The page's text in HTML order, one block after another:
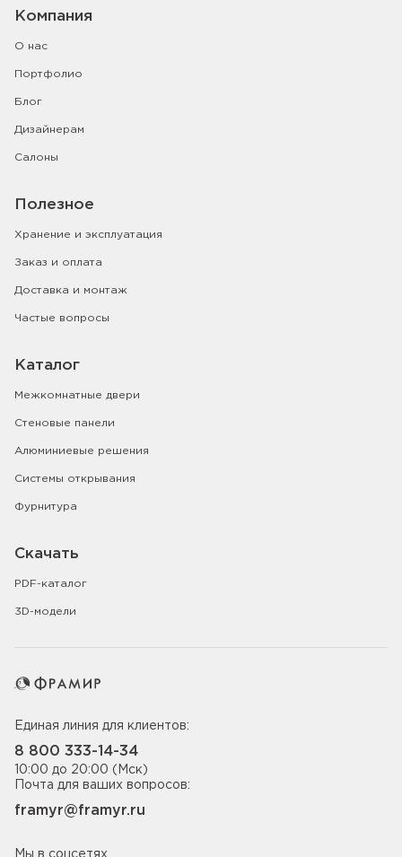
Компания
О нас
Портфолио
Блог
Дизайнерам
Салоны
Полезное
Хранение и эксплуатация
Заказ и оплата
Доставка и монтаж
Частые вопросы
Каталог
Межкомнатные двери
Стеновые панели
Алюминиевые решения
Системы открывания
Фурнитура
Скачать
PDF-каталог
3D-модели
Единая линия для клиентов:
8 800 333-14-34
10:00 до 20:00 (Мск)
Почта для ваших вопросов:
framyr@framyr.ru
Мы в соцсетях